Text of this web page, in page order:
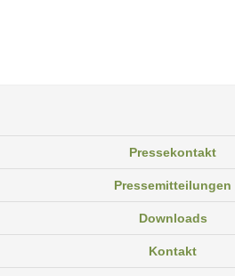
Pressekontakt
Pressemitteilungen
Downloads
Kontakt